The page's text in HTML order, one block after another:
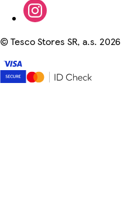
©Tesco Stores SR, a.s. 2026